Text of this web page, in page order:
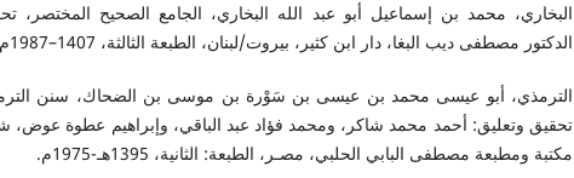
البخاري، محمد بن إسماعيل أبو عبد الله البخاري، الجامع الصحيح المختصر،
الدكتور مصطفى ديب البغا، دار ابن كثير، بيروت/لبنان، الطبعة الثالثة، 1407–1987م.
الترمذي، أبو عيسى محمد بن عيسى بن سَوْرة بن موسى بن الضحاك، سنن
تحقيق وتعليق: أحمد محمد شاكر، ومحمد فؤاد عبد الباقي، وإبراهيم عطوة عوض،
مكتبة ومطبعة مصطفى البابي الحلبي، مصـر، الطبعة: الثانية، 1395هـ-1975م.